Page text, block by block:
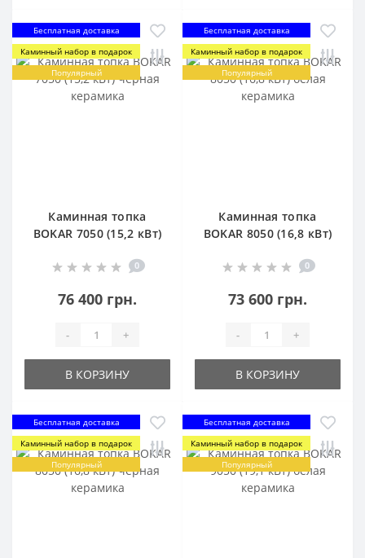
Бесплатная доставка
Каминный набор в подарок
Популярный
Каминная топка
BOKAR 7050 (15,2 кВт)
0
76 400 грн.
- +
В КОРЗИНУ
Бесплатная доставка
Каминный набор в подарок
Популярный
Каминная топка
BOKAR 8050 (16,8 кВт)
0
73 600 грн.
- +
В КОРЗИНУ
Бесплатная доставка
Каминный набор в подарок
Популярный
Бесплатная доставка
Каминный набор в подарок
Популярный